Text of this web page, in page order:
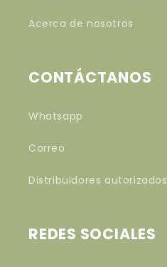
Acerca de nosotros
CONTÁCTANOS
Whatsapp
Correo
Distribuidores autorizados
REDES SOCIALES